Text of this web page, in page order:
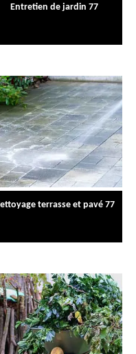
Entretien de jardin 77
terrasse et pavé 77